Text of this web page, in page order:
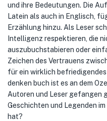
und ihre Bedeutungen. Die
Latein als auch in Englisch,
Erzählung hinzu. Als Leser
Intelligenz respektieren, die
auszubuchstabieren oder
Zeichen des Vertrauens
für ein wirklich
denken buch ist es an dem
Autoren und Leser gefangen
Geschichten und Legenden
hat?